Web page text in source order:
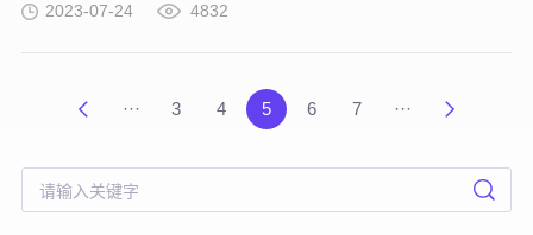
企业的响应能力和市场竞争力。
2023-07-24 4832
··· 3 4 5 6 7 ···